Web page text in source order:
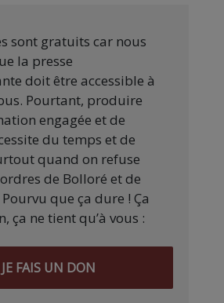
sont gratuits car nous
la presse
doit être accessible à
Pourtant, produire
engagée et de
du temps et de
quand on refuse
de Bolloré et de
que ça dure ! Ça
ça ne tient qu’à vous :
JE FAIS UN DON